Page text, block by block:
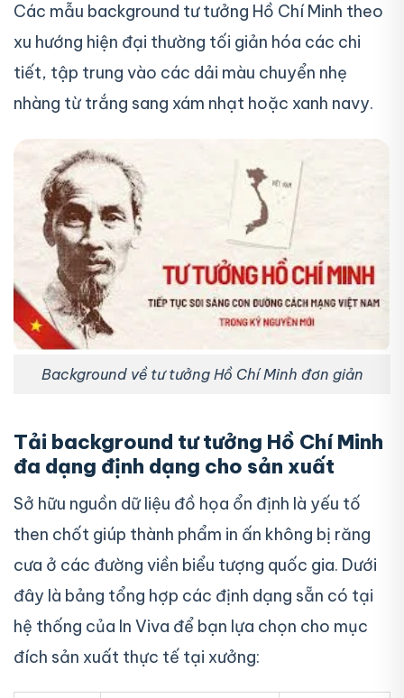
Các mẫu background tư tưởng Hồ Chí Minh theo
xu hướng hiện đại thường tối giản hóa các chi
tiết, tập trung vào các dải màu chuyển nhẹ
nhàng từ trắng sang xám nhạt hoặc xanh navy.
Background về tư tưởng Hồ Chí Minh đơn giản
Tải background tư tưởng Hồ Chí Minh
đa dạng định dạng cho sản xuất
Sở hữu nguồn dữ liệu đồ họa ổn định là yếu tố
then chốt giúp thành phẩm in ấn không bị răng
cưa ở các đường viền biểu tượng quốc gia. Dưới
đây là bảng tổng hợp các định dạng sẵn có tại
hệ thống của In Viva để bạn lựa chọn cho mục
đích sản xuất thực tế tại xưởng: